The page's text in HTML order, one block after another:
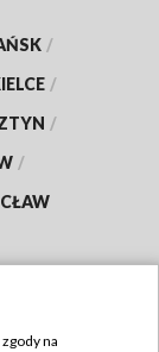
/
/
/
/
na